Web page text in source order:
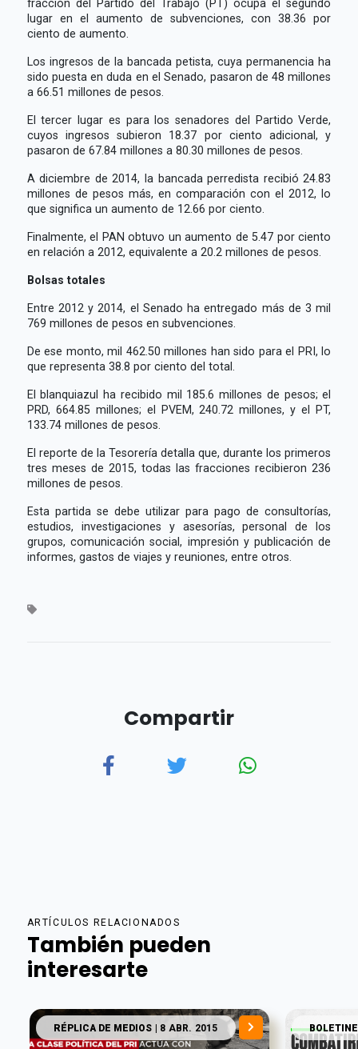
fracción del Partido del Trabajo (PT) ocupa el segundo
lugar en el aumento de subvenciones, con 38.36 por
ciento de aumento.
Los ingresos de la bancada petista, cuya permanencia ha
sido puesta en duda en el Senado, pasaron de 48 millones
a 66.51 millones de pesos.
El tercer lugar es para los senadores del Partido Verde,
cuyos ingresos subieron 18.37 por ciento adicional, y
pasaron de 67.84 millones a 80.30 millones de pesos.
A diciembre de 2014, la bancada perredista recibió 24.83
millones de pesos más, en comparación con el 2012, lo
que significa un aumento de 12.66 por ciento.
Finalmente, el PAN obtuvo un aumento de 5.47 por ciento
en relación a 2012, equivalente a 20.2 millones de pesos.
Bolsas totales
Entre 2012 y 2014, el Senado ha entregado más de 3 mil
769 millones de pesos en subvenciones.
De ese monto, mil 462.50 millones han sido para el PRI, lo
que representa 38.8 por ciento del total.
El blanquiazul ha recibido mil 185.6 millones de pesos; el
PRD, 664.85 millones; el PVEM, 240.72 millones, y el PT,
133.74 millones de pesos.
El reporte de la Tesorería detalla que, durante los primeros
tres meses de 2015, todas las fracciones recibieron 236
millones de pesos.
Esta partida se debe utilizar para pago de consultorías,
estudios, investigaciones y asesorías, personal de los
grupos, comunicación social, impresión y publicación de
informes, gastos de viajes y reuniones, entre otros.
Compartir
ARTÍCULOS RELACIONADOS
También pueden
interesarte
RÉPLICA DE MEDIOS | 8 ABR. 2015